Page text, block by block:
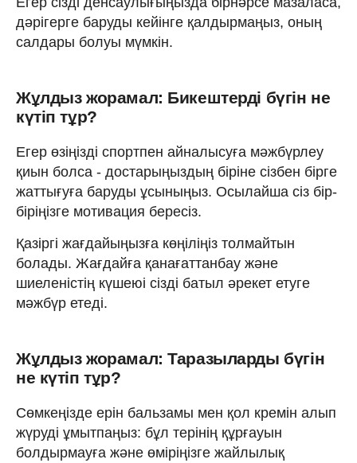
дәрігерге баруды кейінге қалдырмаңыз, оның
салдары болуы мүмкін.
Жұлдыз жорамал: Бикештерді бүгін не
күтіп тұр?
Егер өзіңізді спортпен айналысуға мәжбүрлеу
қиын болса - достарыңыздың біріне сізбен бірге
жаттығуға баруды ұсыныңыз. Осылайша сіз бір-
біріңізге мотивация бересіз.
Қазіргі жағдайыңызға көңіліңіз толмайтын
болады. Жағдайға қанағаттанбау және
шиеленістің күшеюі сізді батыл әрекет етуге
мәжбүр етеді.
Жұлдыз жорамал: Таразыларды бүгін
не күтіп тұр?
Сөмкеңізде ерін бальзамы мен қол кремін алып
жүруді ұмытпаңыз: бұл терінің құрғауын
болдырмауға және өміріңізге жайлылық